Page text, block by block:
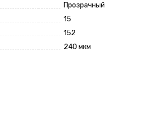
Прозрачный
15
152
240 мкм